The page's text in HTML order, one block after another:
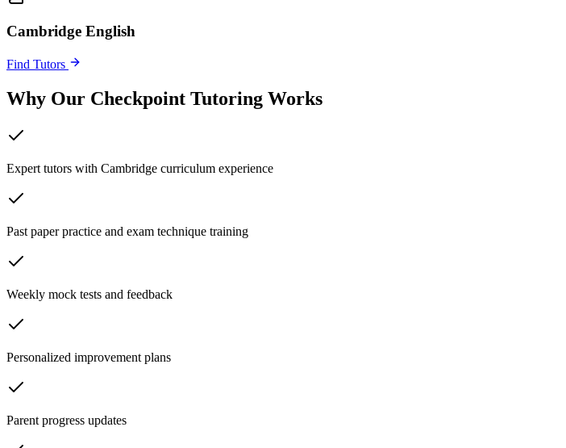
Cambridge English
Find Tutors
Why Our Checkpoint Tutoring Works
Expert tutors with Cambridge curriculum experience
Past paper practice and exam technique training
Weekly mock tests and feedback
Personalized improvement plans
Parent progress updates